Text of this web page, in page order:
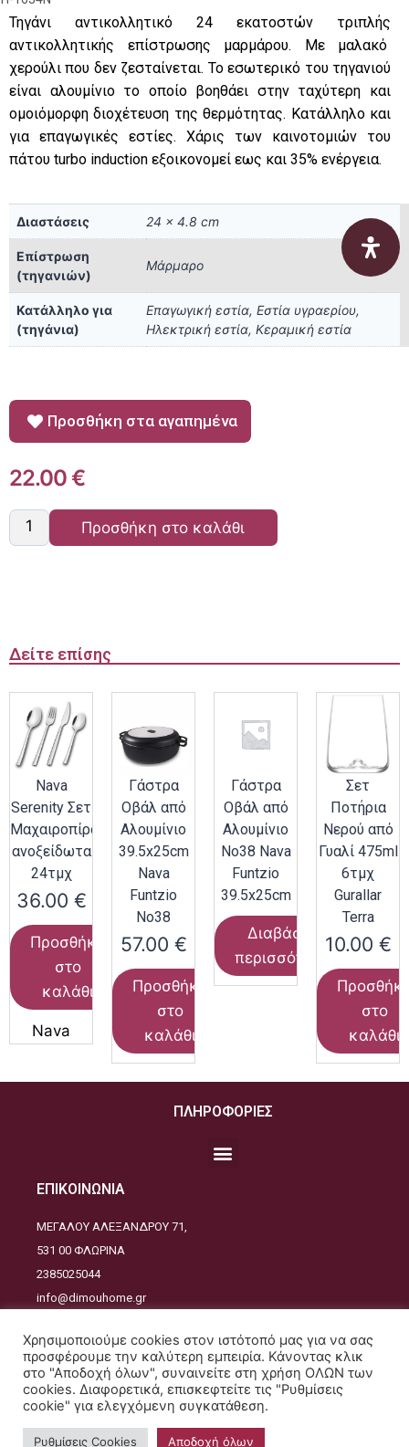
Τηγάνι αντικολλητικό 24 εκατοστών τριπλής
αντικολλητικής επίστρωσης μαρμάρου. Με μαλακό
χερούλι που δεν ζεσταίνεται. Το εσωτερικό του τηγανιού
είναι αλουμίνιο το οποίο βοηθάει στην ταχύτερη και
ομοιόμορφη διοχέτευση της θερμότητας. Κατάλληλο και
για επαγωγικές εστίες. Χάρις των καινοτομιών του
πάτου turbo induction εξοικονομεί εως και 35% ενέργεια.
Διαστάσεις 24 × 4.8 cm
Επίστρωση
(τηγανιών)
Μάρμαρο
Κατάλληλο για
(τηγάνια)
Επαγωγική εστία, Εστία υγραερίου,
Ηλεκτρική εστία, Κεραμική εστία
Προσθήκη στα αγαπημένα
22.00€
Προσθήκη στο καλάθι
Δείτε επίσης
Nava
Serenity Σετ
Μαχαιροπίρουνα
ανοξείδωτα
24τμχ
36.00 €
Προσθήκη
στο
καλάθι
Nava
Γάστρα
Οβάλ από
Αλουμίνιο
39.5x25cm
Nava
Funtzio
Νο38
57.00 €
Προσθήκη
στο
καλάθι
Γάστρα
Οβάλ από
Αλουμίνιο
Νο38 Nava
Funtzio
39.5x25cm
Διαβάστε
περισσότερα
Σετ
Ποτήρια
Νερού από
Γυαλί 475ml
6τμχ
Gurallar
Terra
10.00 €
στο
καλάθι
ΠΛΗΡΟΦΟΡΙΕΣ
ΕΠΙΚΟΙΝΩΝΙΑ
ΜΕΓΑΛΟΥ ΑΛΕΞΑΝΔΡΟΥ 71,
531 00 ΦΛΩΡΙΝΑ
2385025044
info@dimouhome.gr
Copyrights © 2021. All Rights Reserved - Design and developed by
JustDesign
Χρησιμοποιούμε cookies στον ιστότοπό μας για να σας
προσφέρουμε την καλύτερη εμπειρία. Κάνοντας κλικ
στο "Αποδοχή όλων", συναινείτε στη χρήση ΟΛΩΝ των
cookies. Διαφορετικά, επισκεφτείτε τις "Ρυθμίσεις
cookie" για ελεγχόμενη συγκατάθεση.
Ρυθμίσεις Cookies Αποδοχή όλων